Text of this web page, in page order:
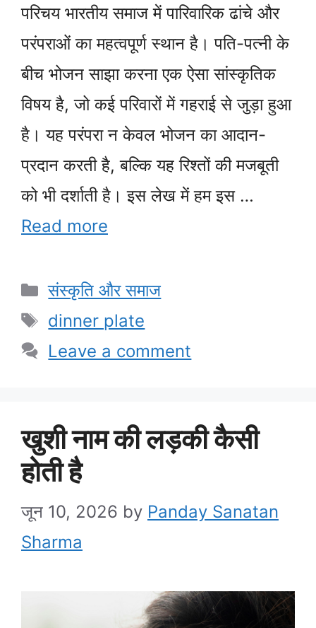
परिचय भारतीय समाज में पारिवारिक ढांचे और
परंपराओं का महत्वपूर्ण स्थान है। पति-पत्नी के
बीच भोजन साझा करना एक ऐसा सांस्कृतिक
विषय है, जो कई परिवारों में गहराई से जुड़ा हुआ
है। यह परंपरा न केवल भोजन का आदान-
प्रदान करती है, बल्कि यह रिश्तों की मजबूती
को भी दर्शाती है। इस लेख में हम इस …
Read more
Categories
संस्कृति और समाज
Tags
dinner plate
Leave a comment
खुशी नाम की लड़की कैसी
होती है
जून 10, 2026 by Panday Sanatan
Sharma